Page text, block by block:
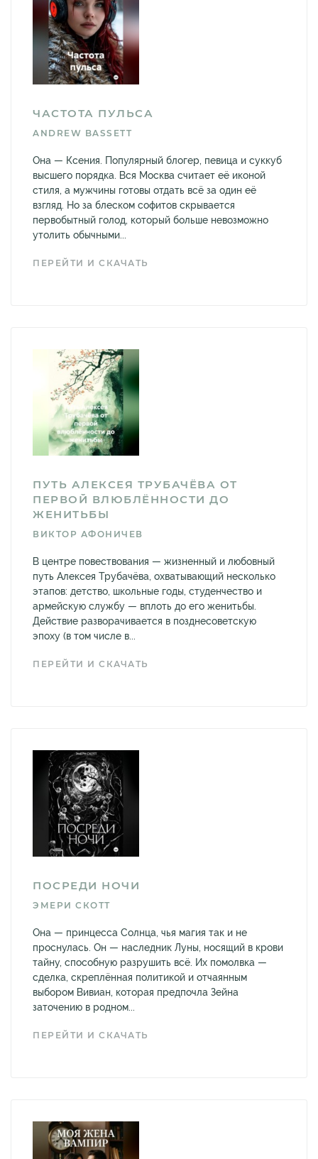
ЧАСТОТА ПУЛЬСА
ANDREW BASSETT
Она — Ксения. Популярный блогер, певица и суккуб
высшего порядка. Вся Москва считает её иконой
стиля, а мужчины готовы отдать всё за один её
взгляд. Но за блеском софитов скрывается
первобытный голод, который больше невозможно
утолить обычными...
ПЕРЕЙТИ И СКАЧАТЬ
ПУТЬ АЛЕКСЕЯ ТРУБАЧЁВА ОТ
ПЕРВОЙ ВЛЮБЛЁННОСТИ ДО
ЖЕНИТЬБЫ
ВИКТОР АФОНИЧЕВ
В центре повествования — жизненный и любовный
путь Алексея Трубачёва, охватывающий несколько
этапов: детство, школьные годы, студенчество и
армейскую службу — вплоть до его женитьбы.
Действие разворачивается в позднесоветскую
эпоху (в том числе в...
ПЕРЕЙТИ И СКАЧАТЬ
ПОСРЕДИ НОЧИ
ЭМЕРИ СКОТТ
Она — принцесса Солнца, чья магия так и не
проснулась. Он — наследник Луны, носящий в крови
тайну, способную разрушить всё. Их помолвка —
сделка, скреплённая политикой и отчаянным
выбором Вивиан, которая предпочла Зейна
заточению в родном...
ПЕРЕЙТИ И СКАЧАТЬ